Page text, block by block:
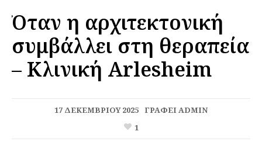
Όταν η αρχιτεκτονική
συμβάλλει στη θεραπεία
– Κλινική Arlesheim
17 ΔΕΚΕΜΒΡΊΟΥ 2025 ΓΡΆΦΕΙADMIN
1